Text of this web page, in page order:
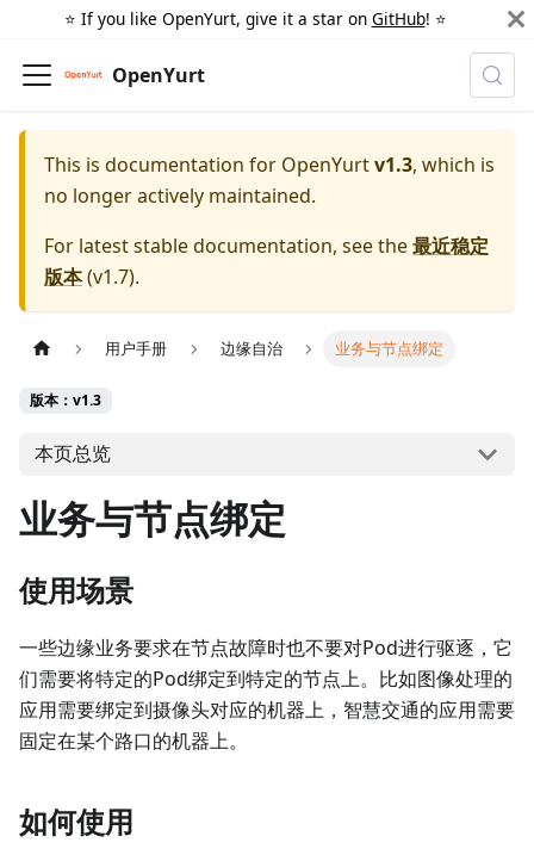
⭐️ If you like OpenYurt, give it a star on GitHub! ⭐️
OpenYurt
This is documentation for OpenYurtv1.3, which is
no longer actively maintained.
For latest stable documentation, see the最近稳定
版本(v1.7).
用户手册 边缘自治 业务与节点绑定
版本：v1.3
本页总览
业务与节点绑定
使用场景
一些边缘业务要求在节点故障时也不要对Pod进行驱逐，它
们需要将特定的Pod绑定到特定的节点上。比如图像处理的
应用需要绑定到摄像头对应的机器上，智慧交通的应用需要
固定在某个路口的机器上。
如何使用